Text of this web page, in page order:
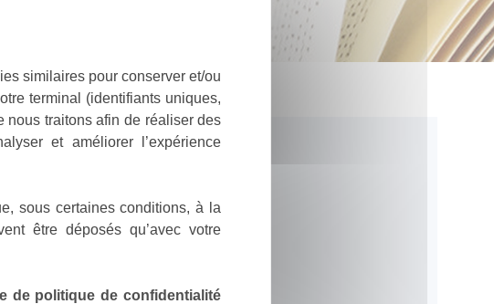
similaires pour conserver et/ou
terminal (identifiants uniques,
traitons afin de réaliser des
et améliorer l’expérience
sous certaines conditions, à la
être déposés qu’avec votre
de politique de confidentialité